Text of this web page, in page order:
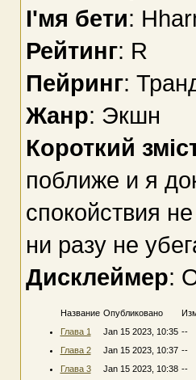
І'мя бети:
Рейтинг: R
Пейринг:
Жанр: Экшн
Короткий
поближе и я
спокойствия
ни разу не
Дисклеймер:
Название Опубликовано
Глава 1
Jan 15 2023, 10:35 --
Глава 2
Jan 15 2023, 10:37 --
Глава 3
Jan 15 2023, 10:38 --